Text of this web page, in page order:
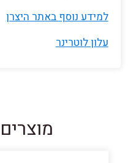
למידע נוסף באתר היצרן
עלון לוטרינר